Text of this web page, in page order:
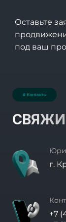
Оставьте
под ваш
# Контакты
г.
+7